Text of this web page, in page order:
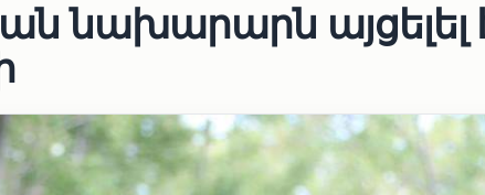
նախարարն այցելել